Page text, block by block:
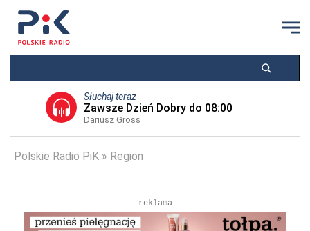
Słuchaj teraz
Zawsze Dzień Dobry do 08:00
Dariusz Gross
Polskie Radio PiK Region
reklama